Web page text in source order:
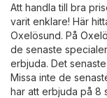
Att handla till bra
varit enklare! Här
Oxelösund. På
de senaste
erbjuda. Det
Missa inte de
har att erbjuda på 8